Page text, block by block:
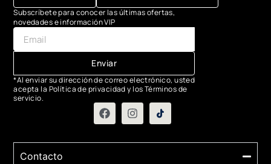
Subscríbete para conocer las últimas ofertas,
novedades e información VIP
Enviar
*Al enviar su dirección de correo electrónico, usted
acepta la Política de privacidad y los Términos de
servicio.
Contacto